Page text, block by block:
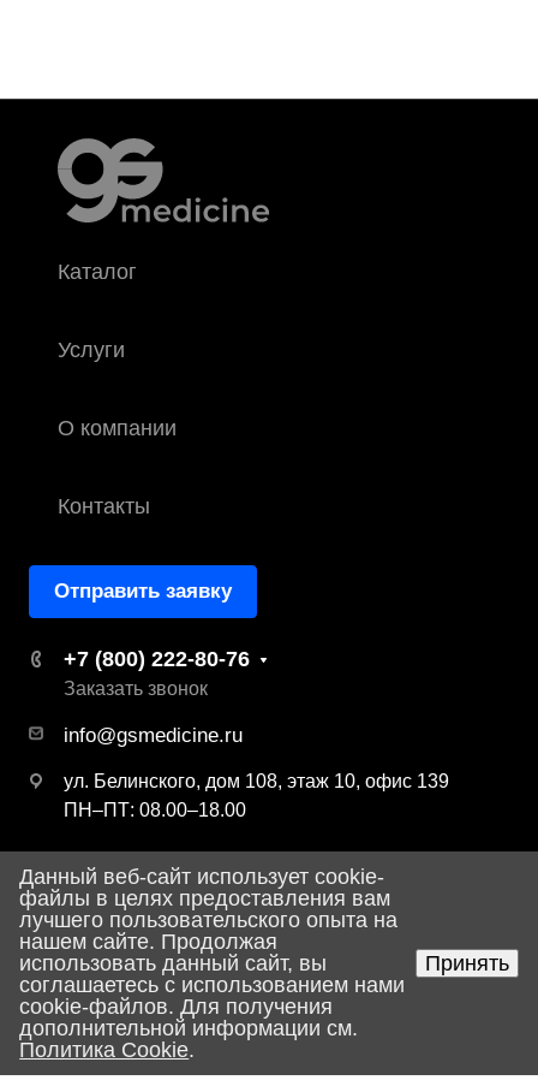
Каталог
Услуги
О компании
Контакты
Отправить заявку
+7 (800) 222-80-76
Заказать звонок
info@gsmedicine.ru
ул. Белинского, дом 108, этаж 10, офис 139
ПН–ПТ: 08.00–18.00
© 2026 ООО «ДЖИ ЭС Медицина»
Политика конфиденциальности
Разработка сайта
Главная Поиск Корзина
Данный веб-сайт использует cookie-
файлы в целях предоставления вам
лучшего пользовательского опыта на
нашем сайте. Продолжая
использовать данный сайт, вы
соглашаетесь с использованием нами
cookie-файлов. Для получения
дополнительной информации см.
Политика Cookie.
Принять